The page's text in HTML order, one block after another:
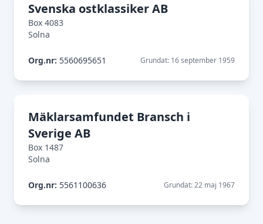
Svenska ostklassiker AB
Box 4083
Solna
Org.nr: 5560695651 Grundat: 16 september 1959
Mäklarsamfundet Bransch i
Sverige AB
Box 1487
Solna
Org.nr: 5561100636 Grundat: 22 maj 1967